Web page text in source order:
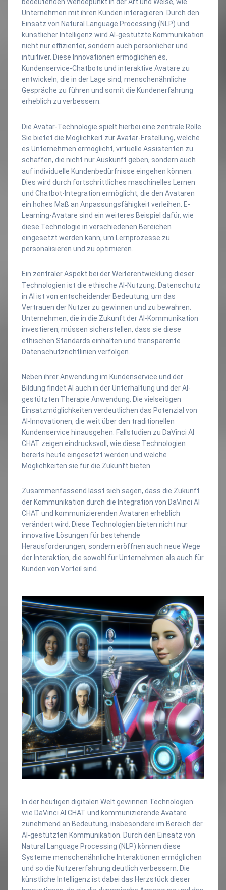
Unternehmen mit ihren Kunden interagieren. Durch den
Einsatz von Natural Language Processing (NLP) und
künstlicher Intelligenz wird AI-gestützte Kommunikation
nicht nur effizienter, sondern auch persönlicher und
intuitiver. Diese Innovationen ermöglichen es,
Kundenservice-Chatbots und interaktive Avatare zu
entwickeln, die in der Lage sind, menschenähnliche
Gespräche zu führen und somit die Kundenerfahrung
erheblich zu verbessern.
Die Avatar-Technologie spielt hierbei eine zentrale Rolle.
Sie bietet die Möglichkeit zur Avatar-Erstellung, welche
es Unternehmen ermöglicht, virtuelle Assistenten zu
schaffen, die nicht nur Auskunft geben, sondern auch
auf individuelle Kundenbedürfnisse eingehen können.
Dies wird durch fortschrittliches maschinelles Lernen
und Chatbot-Integration ermöglicht, die den Avataren
ein hohes Maß an Anpassungsfähigkeit verleihen. E-
Learning-Avatare sind ein weiteres Beispiel dafür, wie
diese Technologie in verschiedenen Bereichen
eingesetzt werden kann, um Lernprozesse zu
personalisieren und zu optimieren.
Ein zentraler Aspekt bei der Weiterentwicklung dieser
Technologien ist die ethische AI-Nutzung. Datenschutz
in AI ist von entscheidender Bedeutung, um das
Vertrauen der Nutzer zu gewinnen und zu bewahren.
Unternehmen, die in die Zukunft der AI-Kommunikation
investieren, müssen sicherstellen, dass sie diese
ethischen Standards einhalten und transparente
Datenschutzrichtlinien verfolgen.
Neben ihrer Anwendung im Kundenservice und der
Bildung findet AI auch in der Unterhaltung und der AI-
gestützten Therapie Anwendung. Die vielseitigen
Einsatzmöglichkeiten verdeutlichen das Potenzial von
AI-Innovationen, die weit über den traditionellen
Kundenservice hinausgehen. Fallstudien zu DaVinci AI
CHAT zeigen eindrucksvoll, wie diese Technologien
bereits heute eingesetzt werden und welche
Möglichkeiten sie für die Zukunft bieten.
Zusammenfassend lässt sich sagen, dass die Zukunft
der Kommunikation durch die Integration von DaVinci AI
CHAT und kommunizierenden Avataren erheblich
verändert wird. Diese Technologien bieten nicht nur
innovative Lösungen für bestehende
Herausforderungen, sondern eröffnen auch neue Wege
der Interaktion, die sowohl für Unternehmen als auch für
Kunden von Vorteil sind.
In der heutigen digitalen Welt gewinnen Technologien
wie DaVinci AI CHAT und kommunizierende Avatare
zunehmend an Bedeutung, insbesondere im Bereich der
AI-gestützten Kommunikation. Durch den Einsatz von
Natural Language Processing (NLP) können diese
Systeme menschenähnliche Interaktionen ermöglichen
und so die Nutzererfahrung deutlich verbessern. Die
künstliche Intelligenz ist dabei das Herzstück dieser